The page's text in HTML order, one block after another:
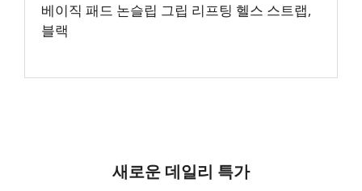
베이직 패드 논슬립 그립 리프팅 헬스 스트랩,
블랙
새로운 데일리 특가